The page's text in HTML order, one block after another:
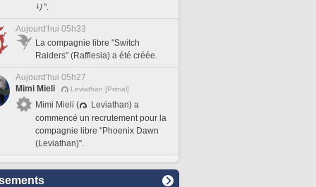
り".
Aujourd'hui 05h33
La compagnie libre "Switch
Raiders" (Rafflesia) a été créée.
Aujourd'hui 05h27
Mimi Mieli
Leviathan [Primal]
Mimi Mieli (
Leviathan) a
commencé un recrutement pour la
compagnie libre "Phoenix Dawn
(Leviathan)".